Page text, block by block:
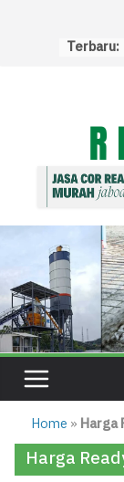
Terbaru:
Home » Harga
Harga